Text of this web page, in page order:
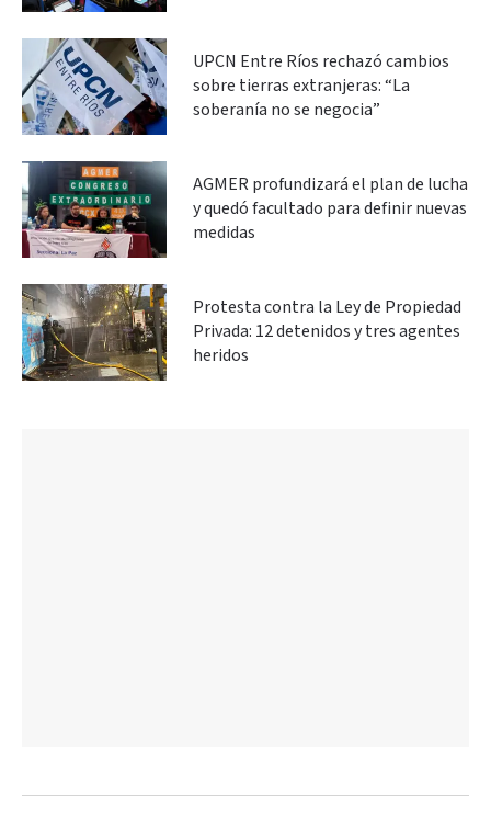
UPCN Entre Ríos rechazó cambios
sobre tierras extranjeras: “La
soberanía no se negocia”
AGMER profundizará el plan de lucha
y quedó facultado para definir nuevas
medidas
Protesta contra la Ley de Propiedad
Privada: 12 detenidos y tres agentes
heridos